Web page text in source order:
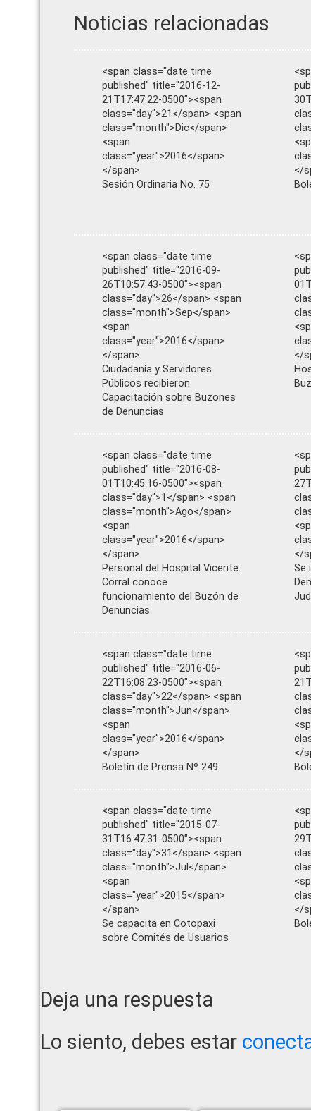
Noticias relacionadas
<span class="date time
published" title="2016-12-
21T17:47:22-0500"><span
class="day">21</span> <span
class="month">Dic</span>
<span
class="year">2016</span>
</span>
Sesión Ordinaria No. 75
</
<span class="date time
published" title="2016-09-
26T10:57:43-0500"><span
class="day">26</span> <span
class="month">Sep</span>
<span
class="year">2016</span>
</span>
Ciudadanía y Servidores
Públicos recibieron
Capacitación sobre Buzones
de Denuncias
</
<span class="date time
published" title="2016-08-
01T10:45:16-0500"><span
class="day">1</span> <span
class="month">Ago</span>
<span
class="year">2016</span>
</span>
Personal del Hospital Vicente
Corral conoce
funcionamiento del Buzón de
Denuncias
</
Se
<span class="date time
published" title="2016-06-
22T16:08:23-0500"><span
class="day">22</span> <span
class="month">Jun</span>
<span
class="year">2016</span>
</span>
Boletín de Prensa Nº 249
</
<span class="date time
published" title="2015-07-
31T16:47:31-0500"><span
class="day">31</span> <span
class="month">Jul</span>
<span
class="year">2015</span>
</span>
Se capacita en Cotopaxi
sobre Comités de Usuarios
</
Reader
Interactions
Deja una respuesta
Lo siento, debes estar